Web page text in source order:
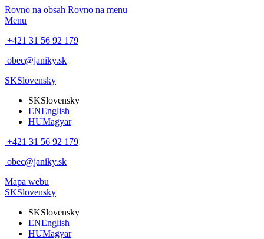
Rovno na obsah Rovno na menu
Menu
+421 31 56 92 179
obec@janiky.sk
SKSlovensky
SKSlovensky
ENEnglish
HUMagyar
+421 31 56 92 179
obec@janiky.sk
Mapa webu
SKSlovensky
SKSlovensky
ENEnglish
HUMagyar